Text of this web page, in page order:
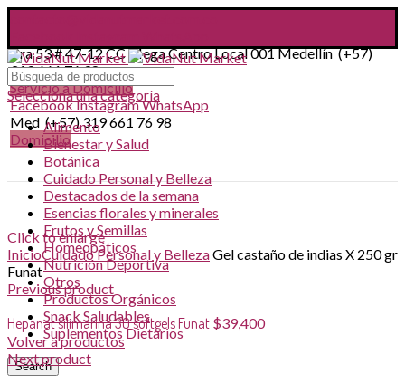
Cra 53 # 47-12 CC Mega Centro Local 001 Medellín (+57)
319 661 76 98
Servicio a Domicilio
FacebookInstagramWhatsApp
Med (+57) 319 661 76 98
Domicilio
Selecciona una categoría
Alimento
Bienestar y Salud
Botánica
Cuidado Personal y Belleza
Destacados de la semana
Esencias florales y minerales
Frutos y Semillas
Homeopáticos
Nutrición Deportiva
Otros
Productos Orgánicos
Snack Saludables
Suplementos Dietarios
Search
Click to enlarge
InicioCuidado Personal y BellezaGel castaño de indias X 250 gr
Funat
Previous product
Hepanat silimarina 30 softgels Funat $39,400
Volver a productos
Next product